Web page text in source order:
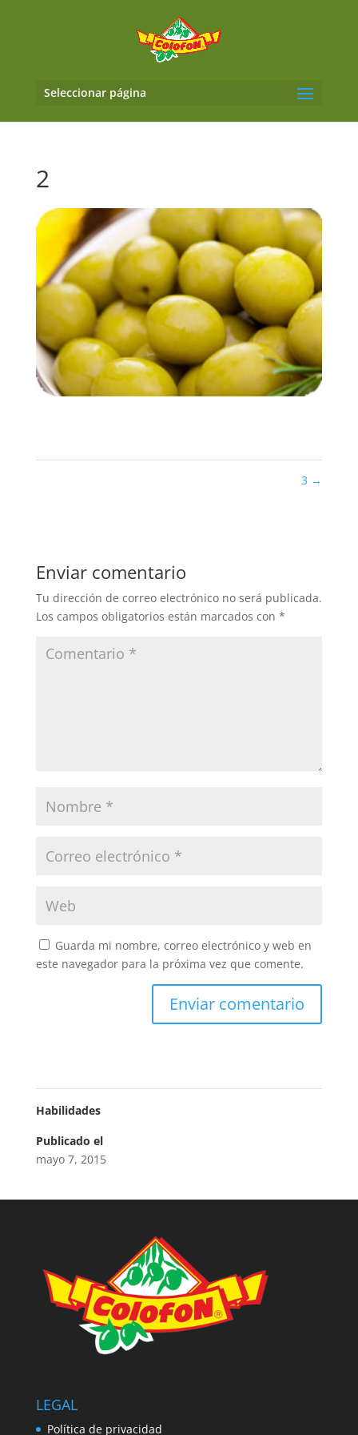
Seleccionar página
2
3 →
Enviar comentario
Tu dirección de correo electrónico no será publicada.
Los campos obligatorios están marcados con *
Guarda mi nombre, correo electrónico y web en
este navegador para la próxima vez que comente.
Habilidades
Publicado el
mayo 7, 2015
LEGAL
Política de privacidad